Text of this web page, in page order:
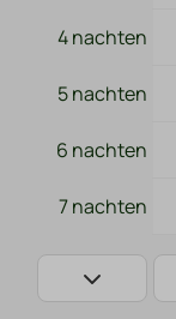
4 nachten
5 nachten
6 nachten
7 nachten